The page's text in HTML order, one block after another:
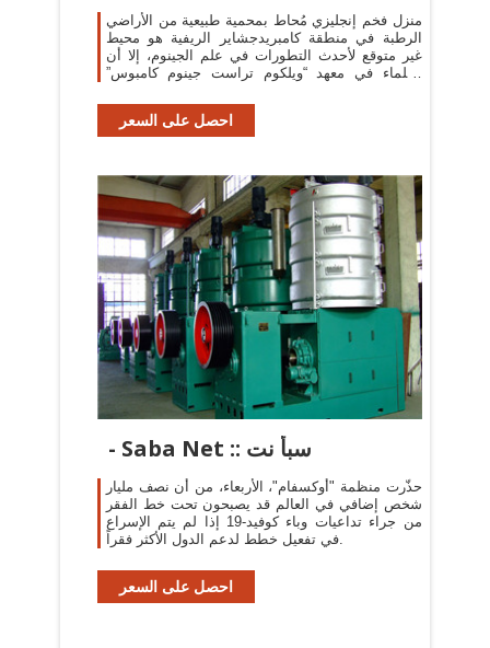
منزل فخم إنجليزي مُحاط بمحمية طبيعية من الأراضي
الرطبة في منطقة كامبريدجشاير الريفية هو محيط
غير متوقع لأحدث التطورات في علم الجينوم، إلا أن
العلماء في معهد “ويلكوم تراست جينوم كامبوس”
احصل على السعر
- Saba Net :: سبأ نت
حذّرت منظمة "أوكسفام"، الأربعاء، من أن نصف مليار
شخص إضافي في العالم قد يصبحون تحت خط الفقر
من جراء تداعيات وباء كوفيد-19 إذا لم يتم الإسراع
في تفعيل خطط لدعم الدول الأكثر فقراً.
احصل على السعر